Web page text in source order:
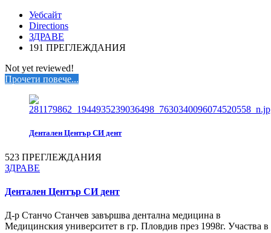
Уебсайт
Directions
ЗДРАВЕ
191 ПРЕГЛЕЖДАНИЯ
Not yet reviewed!
Прочети повече...
Дентален Център СИ дент
523 ПРЕГЛЕЖДАНИЯ
ЗДРАВЕ
Дентален Център СИ дент
Д-р Станчо Станчев завършва дентална медицина в
Медицинския университет в гр. Пловдив през 1998г. Участва в